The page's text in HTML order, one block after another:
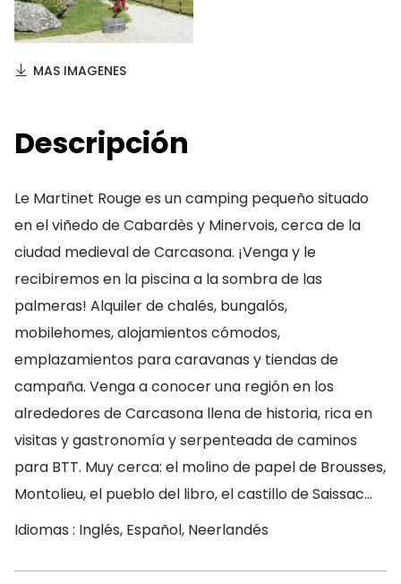
MAS IMAGENES
Descripción
Le Martinet Rouge es un camping pequeño situado
en el viñedo de Cabardès y Minervois, cerca de la
ciudad medieval de Carcasona. ¡Venga y le
recibiremos en la piscina a la sombra de las
palmeras! Alquiler de chalés, bungalós,
mobilehomes, alojamientos cómodos,
emplazamientos para caravanas y tiendas de
campaña. Venga a conocer una región en los
alrededores de Carcasona llena de historia, rica en
visitas y gastronomía y serpenteada de caminos
para BTT. Muy cerca: el molino de papel de Brousses,
Montolieu, el pueblo del libro, el castillo de Saissac…
Idiomas : Inglés, Español, Neerlandés